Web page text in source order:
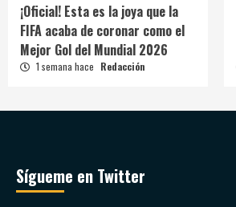
¡Oficial! Esta es la joya que la
FIFA acaba de coronar como el
Mejor Gol del Mundial 2026
1 semana hace Redacción
Sígueme en Twitter